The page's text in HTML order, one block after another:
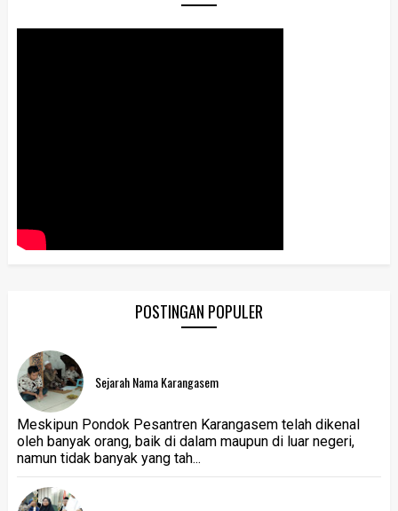
POSTINGAN POPULER
Sejarah Nama Karangasem
Meskipun Pondok Pesantren Karangasem telah dikenal
oleh banyak orang, baik di dalam maupun di luar negeri,
namun tidak banyak yang tah...